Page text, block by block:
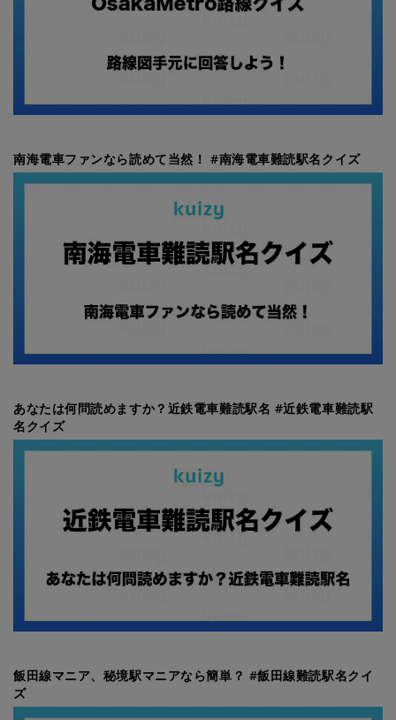
南海電車ファンなら読めて当然！ #南海電車難読駅名クイズ
あなたは何問読めますか？近鉄電車難読駅名 #近鉄電車難読駅
名クイズ
飯田線マニア、秘境駅マニアなら簡単？ #飯田線難読駅名クイ
ズ